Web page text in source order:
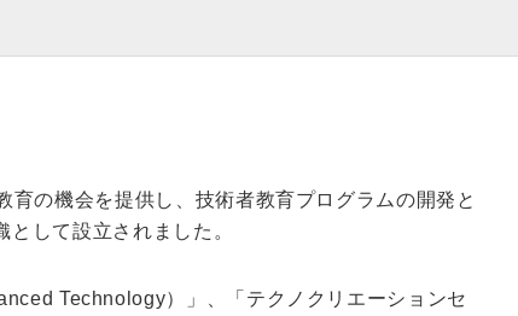
の機会を提供し、技術者教育プログラムの開発と
して設立されました。
Technology）」、「テクノクリエーションセ